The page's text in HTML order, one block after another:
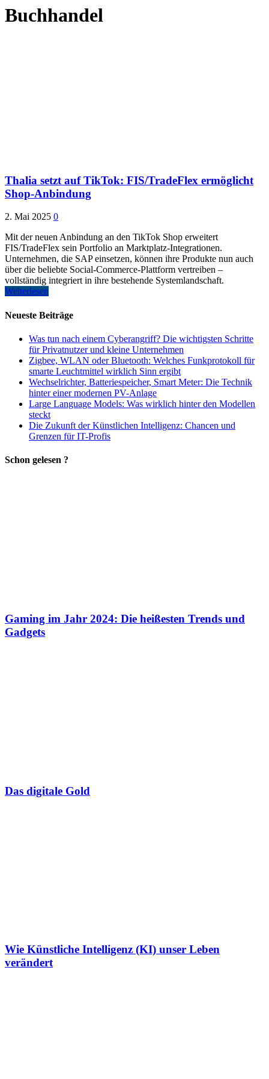
Buchhandel
Thalia setzt auf TikTok: FIS/TradeFlex ermöglicht
Shop-Anbindung
2. Mai 2025 0
Mit der neuen Anbindung an den TikTok Shop erweitert
FIS/TradeFlex sein Portfolio an Marktplatz-Integrationen.
Unternehmen, die SAP einsetzen, können ihre Produkte nun auch
über die beliebte Social-Commerce-Plattform vertreiben –
vollständig integriert in ihre bestehende Systemlandschaft.
Weiterlesen
Neueste Beiträge
Was tun nach einem Cyberangriff? Die wichtigsten Schritte
für Privatnutzer und kleine Unternehmen
Zigbee, WLAN oder Bluetooth: Welches Funkprotokoll für
smarte Leuchtmittel wirklich Sinn ergibt
Wechselrichter, Batteriespeicher, Smart Meter: Die Technik
hinter einer modernen PV-Anlage
Large Language Models: Was wirklich hinter den Modellen
steckt
Die Zukunft der Künstlichen Intelligenz: Chancen und
Grenzen für IT-Profis
Schon gelesen ?
Gaming im Jahr 2024: Die heißesten Trends und
Gadgets
Das digitale Gold
Wie Künstliche Intelligenz (KI) unser Leben
verändert